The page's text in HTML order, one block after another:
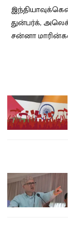
துன்பர்க்,
சன்னா